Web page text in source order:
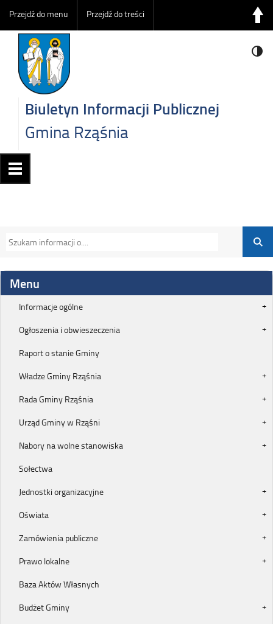
Przejdź do menu Przejdź do treści
Biuletyn Informacji Publicznej
Gmina Rząśnia
Menu
Informacje ogólne
Ogłoszenia i obwieszeczenia
Raport o stanie Gminy
Władze Gminy Rząśnia
Rada Gminy Rząśnia
Urząd Gminy w Rząśni
Nabory na wolne stanowiska
Sołectwa
Jednostki organizacyjne
Oświata
Zamówienia publiczne
Prawo lokalne
Baza Aktów Własnych
Budżet Gminy